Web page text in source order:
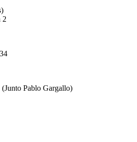
2
Pablo Gargallo)